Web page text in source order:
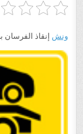
ونش إنقاذ الفرسان